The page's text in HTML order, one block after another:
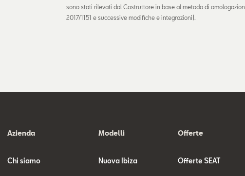
sono stati rilevati dal Costruttore in base al metodo di
2017/1151 e successive modifiche e integrazioni).
Azienda
Chi siamo
Modelli
Nuova Ibiza
Offerte
Offerte SEAT